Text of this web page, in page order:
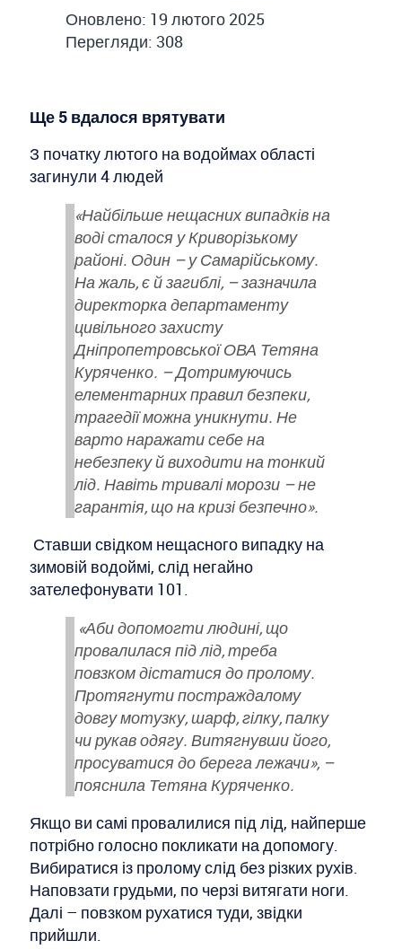
Оновлено: 19 лютого 2025
Перегляди: 308
Ще 5 вдалося врятувати
З початку лютого на водоймах області
загинули 4 людей
«Найбільше нещасних випадків на
воді сталося у Криворізькому
районі. Один – у Самарійському.
На жаль, є й загиблі, – зазначила
директорка департаменту
цивільного захисту
Дніпропетровської ОВА Тетяна
Куряченко. – Дотримуючись
елементарних правил безпеки,
трагедії можна уникнути. Не
варто наражати себе на
небезпеку й виходити на тонкий
лід. Навіть тривалі морози – не
гарантія, що на кризі безпечно».
Ставши свідком нещасного випадку на
зимовій водоймі, слід негайно
зателефонувати 101.
«Аби допомогти людині, що
провалилася під лід, треба
повзком дістатися до пролому.
Протягнути постраждалому
довгу мотузку, шарф, гілку, палку
чи рукав одягу. Витягнувши його,
просуватися до берега лежачи», –
пояснила Тетяна Куряченко.
Якщо ви самі провалилися під лід, найперше
потрібно голосно покликати на допомогу.
Вибиратися із пролому слід без різких рухів.
Наповзати грудьми, по черзі витягати ноги.
Далі – повзком рухатися туди, звідки
прийшли.